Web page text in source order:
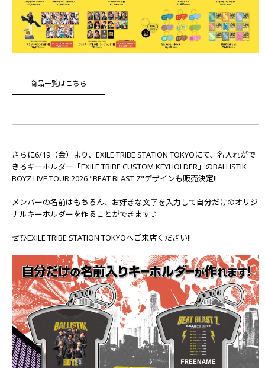
商品一覧はこちら
さらに6/19（金）より、EXILE TRIBE STATION TOKYOにて、名入れがで
きるキーホルダー「EXILE TRIBE CUSTOM KEYHOLDER」のBALLISTIK
BOYZ LIVE TOUR 2026 "BEAT BLAST Z"デザインも販売決定!!
メンバーの名前はもちろん、お好きな文字を入力して自分だけのオリジ
ナルキーホルダーを作ることができます♪
ぜひEXILE TRIBE STATION TOKYOへご来店ください!!